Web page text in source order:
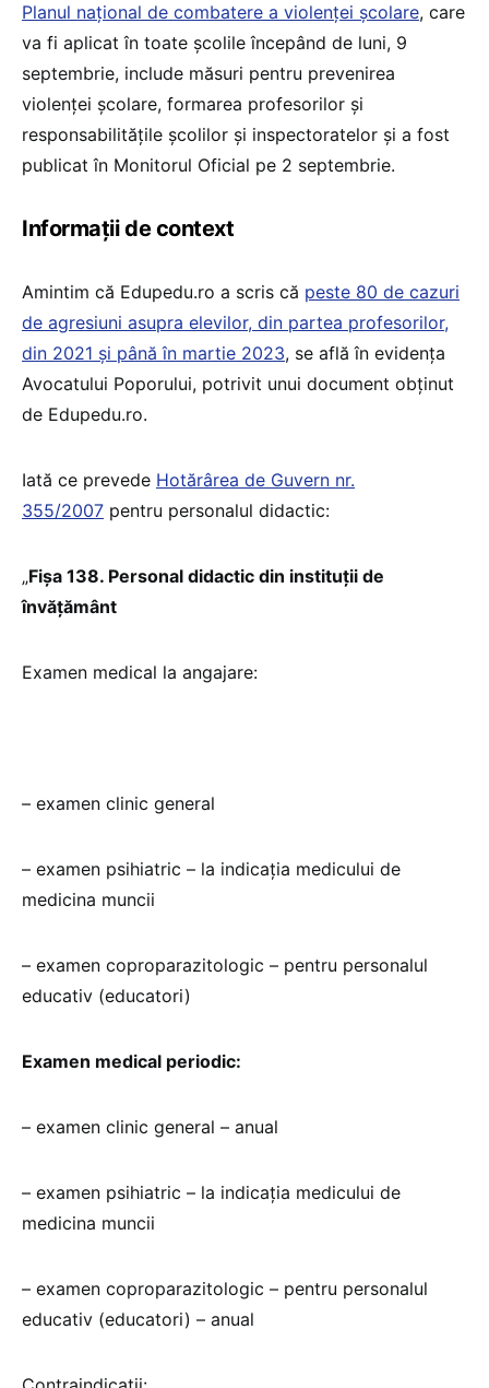
Planul național de combatere a violenței școlare, care
va fi aplicat în toate școlile începând de luni, 9
septembrie, include măsuri pentru prevenirea
violenței școlare, formarea profesorilor și
responsabilitățile școlilor și inspectoratelor și a fost
publicat în Monitorul Oficial pe 2 septembrie.
Informații de context
Amintim că Edupedu.ro a scris că peste 80 de cazuri
de agresiuni asupra elevilor, din partea profesorilor,
din 2021 și până în martie 2023, se află în evidența
Avocatului Poporului, potrivit unui document obținut
de Edupedu.ro.
Iată ce prevede Hotărârea de Guvern nr.
355/2007 pentru personalul didactic:
„Fişa 138. Personal didactic din instituţii de
învăţământ
Examen medical la angajare:
– examen clinic general
– examen psihiatric – la indicaţia medicului de
medicina muncii
– examen coproparazitologic – pentru personalul
educativ (educatori)
Examen medical periodic:
– examen clinic general – anual
– examen psihiatric – la indicaţia medicului de
medicina muncii
– examen coproparazitologic – pentru personalul
educativ (educatori) – anual